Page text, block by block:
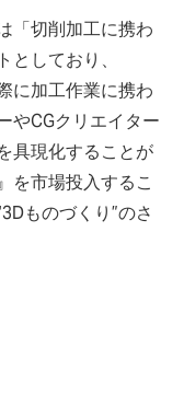
「切削加工に携わ
しており、
に加工作業に携わ
やCGクリエイター
具現化することが
を市場投入するこ
ものづくり”のさ